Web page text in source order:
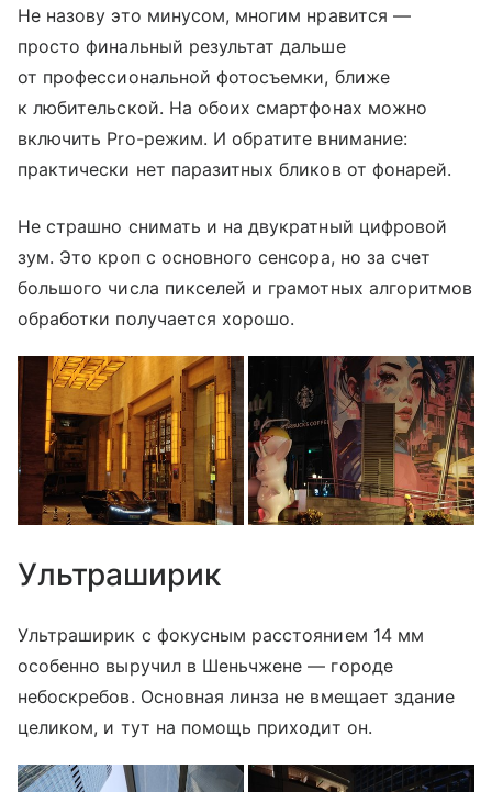
Не назову это минусом, многим нравится —
просто финальный результат дальше
от профессиональной фотосъемки, ближе
к любительской. На обоих смартфонах можно
включить Pro-режим. И обратите внимание:
практически нет паразитных бликов от фонарей.
Не страшно снимать и на двукратный цифровой
зум. Это кроп с основного сенсора, но за счет
большого числа пикселей и грамотных алгоритмов
обработки получается хорошо.
Ультраширик
Ультраширик с фокусным расстоянием 14 мм
особенно выручил в Шеньчжене — городе
небоскребов. Основная линза не вмещает здание
целиком, и тут на помощь приходит он.